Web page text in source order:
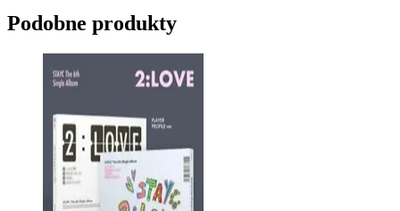
Podobne produkty